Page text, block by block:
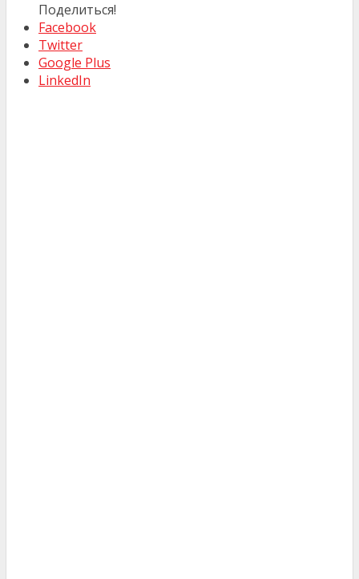
Поделиться!
Facebook
Twitter
Google Plus
LinkedIn